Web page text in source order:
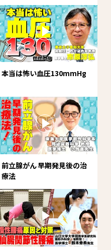
本当は怖い血圧130mmHg
前立腺がん 早期発見後の治
療法